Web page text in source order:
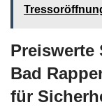
Bad
für